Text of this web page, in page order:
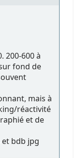
200-600 à
fond de
mais à
réactivité
et de
bdb jpg